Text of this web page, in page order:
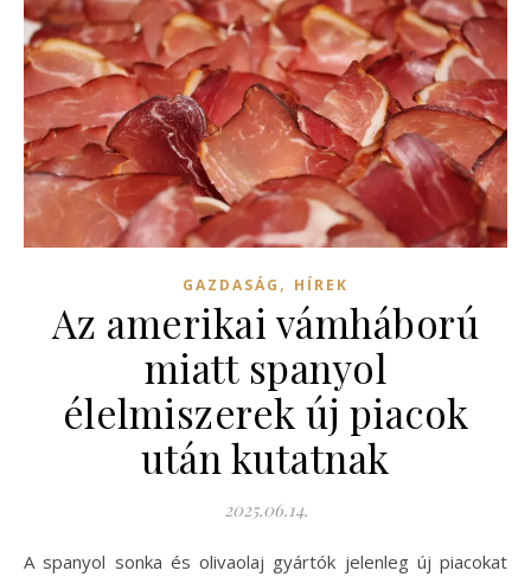
GAZDASÁG , HÍREK
Az amerikai vámháború
miatt spanyol
élelmiszerek új piacok
után kutatnak
2025.06.14.
A spanyol sonka és olivaolaj gyártók jelenleg új piacokat